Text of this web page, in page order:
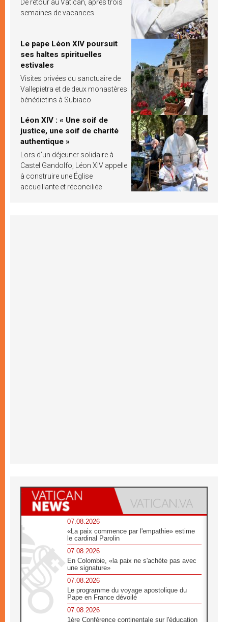
De retour au Vatican, après trois
semaines de vacances
Le pape Léon XIV poursuit
ses haltes spirituelles
estivales
Visites privées du sanctuaire de
Vallepietra et de deux monastères
bénédictins à Subiaco
Léon XIV : « Une soif de
justice, une soif de charité
authentique »
Lors d’un déjeuner solidaire à
Castel Gandolfo, Léon XIV appelle
à construire une Église
accueillante et réconciliée
07.08.2026
«La paix commence par l'empathie» estime
le cardinal Parolin
07.08.2026
En Colombie, «la paix ne s'achète pas avec
une signature»
07.08.2026
Le programme du voyage apostolique du
Pape en France dévoilé
07.08.2026
1ère Conférence continentale sur l'éducation